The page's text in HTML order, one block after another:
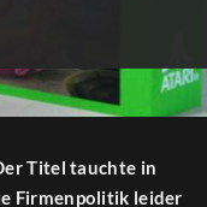
Titel tauchte in
Firmenpolitik leider